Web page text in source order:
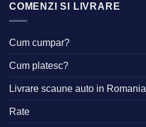
COMENZI SI LIVRARE
Cum cumpar?
Cum platesc?
Livrare scaune auto in Romania
Rate